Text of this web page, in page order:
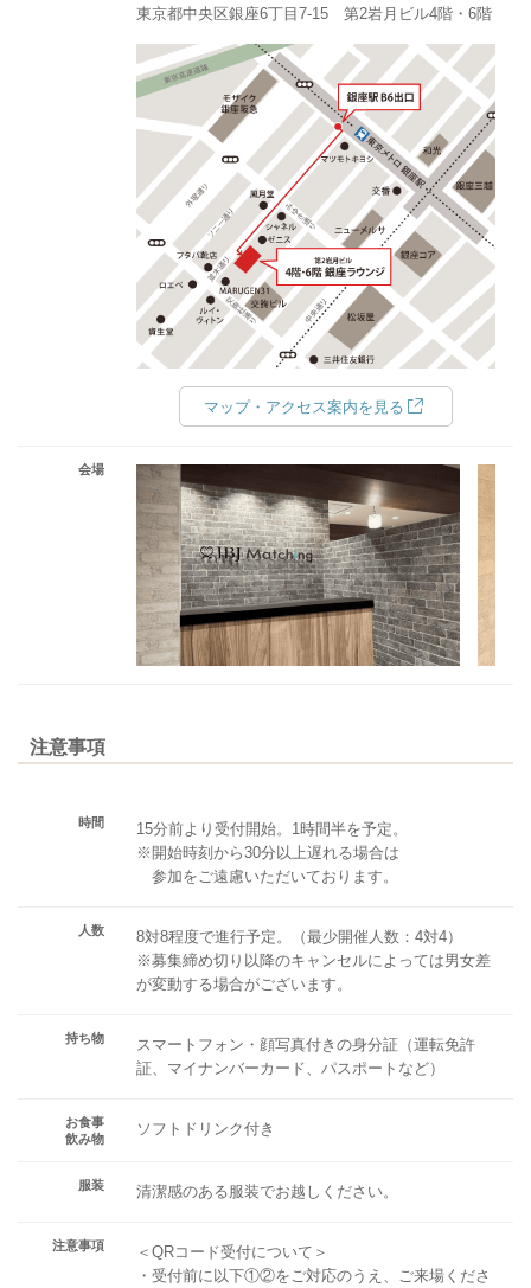
東京都中央区銀座6丁目7-15 第2岩月ビル4階・6階
マップ・アクセス案内を見る
会場
注意事項
時間
15分前より受付開始。1時間半を予定。
※開始時刻から30分以上遅れる場合は
参加をご遠慮いただいております。
人数
8対8程度で進行予定。（最少開催人数：4対4）
※募集締め切り以降のキャンセルによっては男女差
が変動する場合がございます。
持ち物
スマートフォン・顔写真付きの身分証（運転免許
証、マイナンバーカード、パスポートなど）
お食事
飲み物
ソフトドリンク付き
服装 清潔感のある服装でお越しください。
注意事項
＜QRコード受付について＞
・受付前に以下①②をご対応のうえ、ご来場くださ